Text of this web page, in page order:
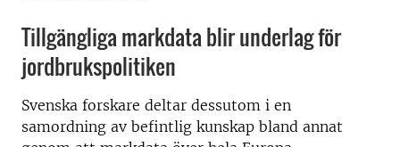
Tillgängliga markdata blir underlag för
jordbrukspolitiken
Svenska forskare deltar dessutom i en
samordning av befintlig kunskap bland annat